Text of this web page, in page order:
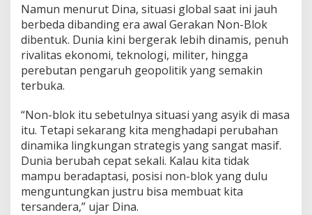
n
C
a
n
t
i
S
e
m
u
B
l
Namun menurut Dina, situasi global saat ini jauh
berbeda dibanding era awal Gerakan Non-Blok
dibentuk. Dunia kini bergerak lebih dinamis, penuh
rivalitas ekonomi, teknologi, militer, hingga
perebutan pengaruh geopolitik yang semakin
terbuka.
“Non-blok itu sebetulnya situasi yang asyik di masa
itu. Tetapi sekarang kita menghadapi perubahan
dinamika lingkungan strategis yang sangat masif.
Dunia berubah cepat sekali. Kalau kita tidak
mampu beradaptasi, posisi non-blok yang dulu
menguntungkan justru bisa membuat kita
tersandera,” ujar Dina.